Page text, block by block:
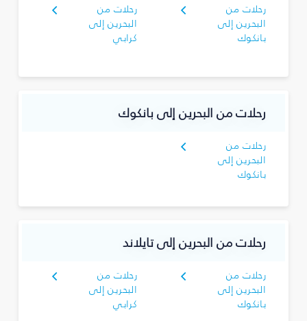
رحلات من
البحرين إلى
بانكوك
رحلات من
البحرين إلى
كرابي
رحلات من البحرين إلى بانكوك
رحلات من
البحرين إلى
بانكوك
رحلات من البحرين إلى تايلاند
رحلات من
البحرين إلى
بانكوك
رحلات من
البحرين إلى
كرابي